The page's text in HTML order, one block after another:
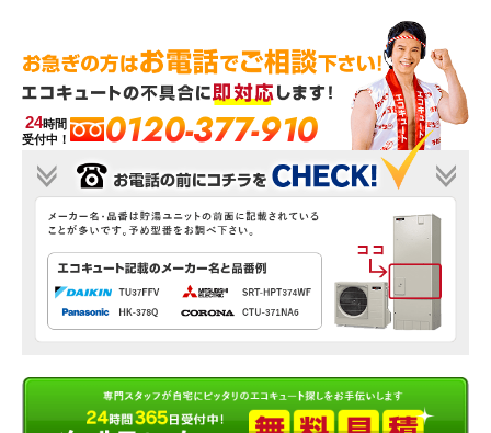
24時間
受付中！
0120-377-910